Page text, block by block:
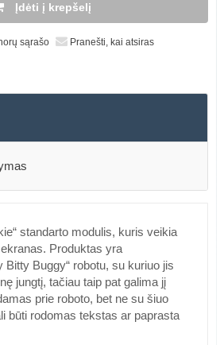
Įdėti į krepšelį
sąrašo Pranešti, kai atsiras
standarto modulis, kuris veikia
Produktas yra
Bitty Buggy“ robotu, su kuriuo jis
jungtį, tačiau taip pat galima jį
prie roboto, bet ne su šiuo
būti rodomas tekstas ar paprasta